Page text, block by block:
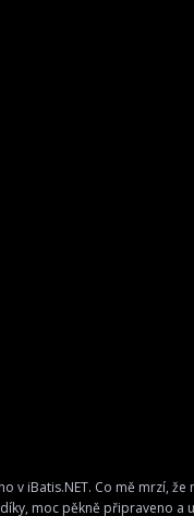
v iBatis.NET. Co mě mrzí, že
moc pěkně připraveno a